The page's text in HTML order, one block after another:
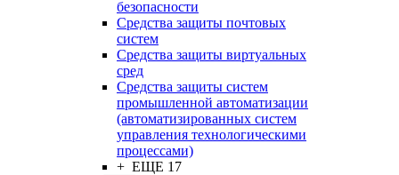
безопасности
Средства защиты почтовых
систем
Средства защиты виртуальных
сред
Средства защиты систем
промышленной автоматизации
(автоматизированных систем
управления технологическими
процессами)
+ ЕЩЕ 17